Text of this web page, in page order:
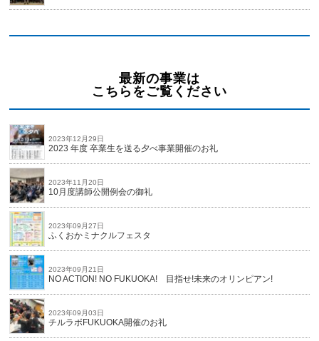
最新の事業は
こちらをご覧ください
2023年12月29日
2023 年度 卒業生を送る夕べ事業開催のお礼
2023年11月20日
10月度講師公開例会の御礼
2023年09月27日
ふくおかミナクルフェスタ
2023年09月21日
NO ACTION! NO FUKUOKA! 目指せ!未来のオリンピアン!
2023年09月03日
チルラボFUKUOKA開催のお礼